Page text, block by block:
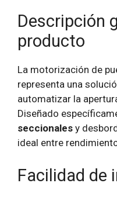
Descripción
producto
La motorización de
representa una
automatizar la
Diseñado
seccionales y
ideal entre
Facilidad de